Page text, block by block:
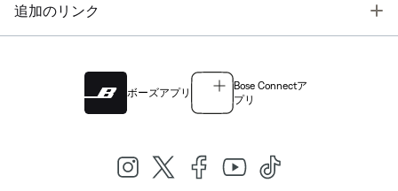
追加のリンク
ボーズアプリ
Bose Connectア
プリ